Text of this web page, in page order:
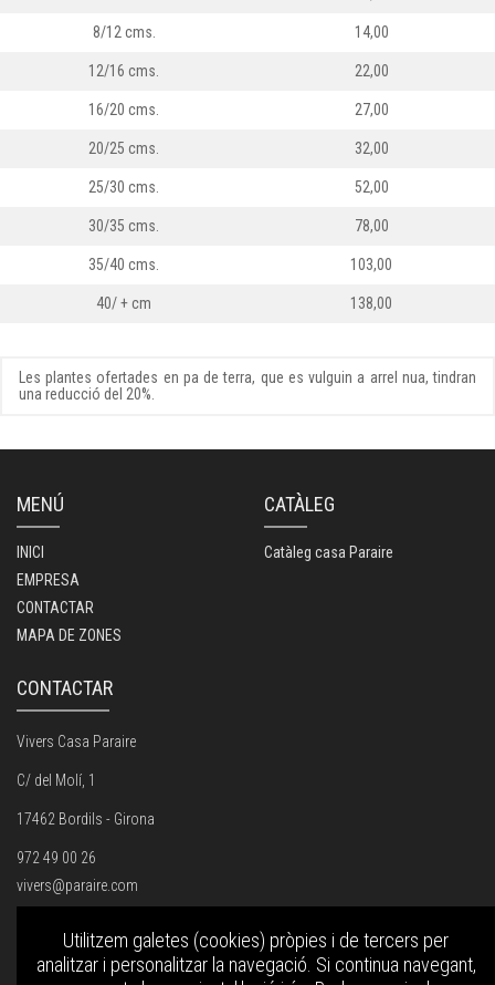
8/12 cms. 14,00
12/16 cms. 22,00
16/20 cms. 27,00
20/25 cms. 32,00
25/30 cms. 52,00
30/35 cms. 78,00
35/40 cms. 103,00
40/ + cm 138,00
Les plantes ofertades en pa de terra, que es vulguin a arrel nua, tindran
una reducció del 20%.
MENÚ
INICI
EMPRESA
CONTACTAR
MAPA DE ZONES
CATÀLEG
Catàleg casa Paraire
CONTACTAR
Vivers Casa Paraire
C/ del Molí, 1
17462 Bordils - Girona
972 49 00 26
vivers@paraire.com
Sobre nosaltres
Utilitzem galetes (cookies) pròpies i de tercers per
analitzar i personalitzar la navegació. Si continua navegant,